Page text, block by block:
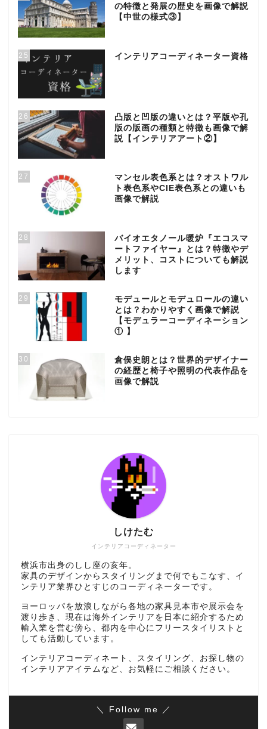
の特徴と発展の歴史を画像で解説
【中世の様式③】
25 インテリアコーディネーター資格
26
凸版と凹版の違いとは？平版や孔
版の版画の種類と特徴も画像で解
説【インテリアアート②】
27
マンセル表色系とは？オストワル
ト表色系やCIE表色系との違いも
画像で解説
28
バイオエタノール暖炉『エコスマ
ートファイヤー』とは？特徴やデ
メリット、コストについても解説
します
29
モデュールとモデュロールの違い
とは？わかりやすく画像で解説
【モデュラーコーディネーション
① 】
30
倉俣史朗とは？世界的デザイナー
の経歴と椅子や照明の代表作品を
画像で解説
インテリアコーディネーター
しけたむ
横浜市出身のしし座の亥年。
家具のデザインからスタイリングまで何でもこなす、イ
ンテリア業界ひとすじのコーディネーターです。
ヨーロッパを放浪しながら各地の家具見本市や展示会を
渡り歩き、現在は海外インテリアを日本に紹介するため
輸入業を営む傍ら、都内を中心にフリースタイリストと
しても活動しています。
インテリアコーディネート、スタイリング、お探し物の
インテリアアイテムなど、お気軽にご相談ください。
＼ Follow me ／